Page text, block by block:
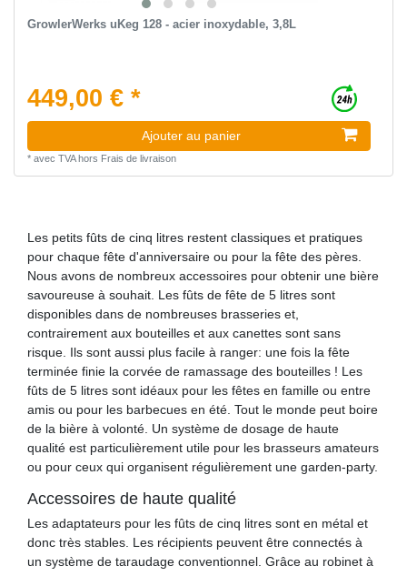
GrowlerWerks uKeg 128 - acier inoxydable, 3,8L
449,00 € *
Ajouter au panier
* avec TVAhors Frais de livraison
Les petits fûts de cinq litres restent classiques et pratiques
pour chaque fête d'anniversaire ou pour la fête des pères.
Nous avons de nombreux accessoires pour obtenir une bière
savoureuse à souhait. Les fûts de fête de 5 litres sont
disponibles dans de nombreuses brasseries et,
contrairement aux bouteilles et aux canettes sont sans
risque. Ils sont aussi plus facile à ranger: une fois la fête
terminée finie la corvée de ramassage des bouteilles ! Les
fûts de 5 litres sont idéaux pour les fêtes en famille ou entre
amis ou pour les barbecues en été. Tout le monde peut boire
de la bière à volonté. Un système de dosage de haute
qualité est particulièrement utile pour les brasseurs amateurs
ou pour ceux qui organisent régulièrement une garden-party.
Accessoires de haute qualité
Les adaptateurs pour les fûts de cinq litres sont en métal et
donc très stables. Les récipients peuvent être connectés à
un système de taraudage conventionnel. Grâce au robinet à